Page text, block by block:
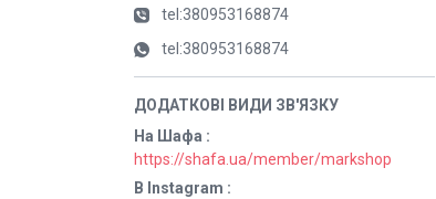
tel:380953168874
tel:380953168874
На Шафа
https://shafa.ua/member/markshop
В Instagram